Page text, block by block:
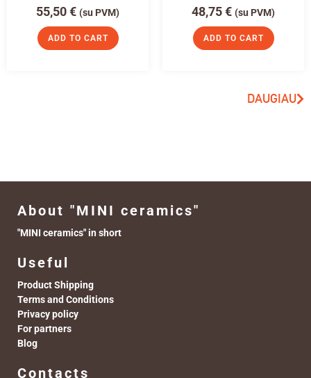
55,50€ (su PVM)
ADD TO CART
48,75€ (su PVM)
ADD TO CART
DAUGIAU
About "MINI ceramics"
"MINI ceramics" in short
Useful
Product Shipping
Terms and Conditions
Privacy policy
For partners
Blog
Contacts